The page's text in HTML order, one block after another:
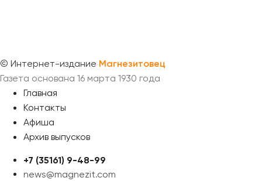
© Интернет-издание Магнезитовец
Газета основана 16 марта 1930 года
Главная
Контакты
Афиша
Архив выпусков
+7 (35161) 9-48-99
news@magnezit.com